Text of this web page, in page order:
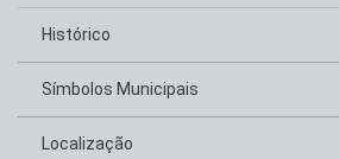
Histórico
Símbolos Municipais
Localização